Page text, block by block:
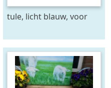
tule, licht blauw, voor
versieringen